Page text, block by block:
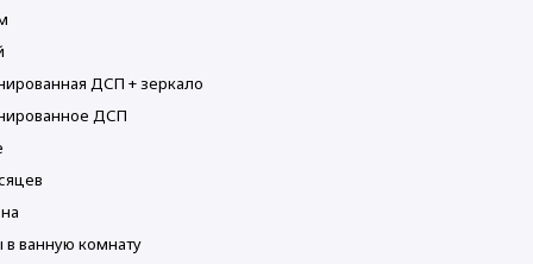
ДСП + зеркало
ДСП
в ванную комнату